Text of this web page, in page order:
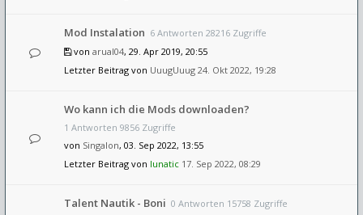
Mod Instalation 6 Antworten 28216 Zugriffe
von arual04, 29. Apr 2019, 20:55
Letzter Beitrag von UuugUuug 24. Okt 2022, 19:28
Wo kann ich die Mods downloaden?
1 Antworten 9856 Zugriffe
von Singalon, 03. Sep 2022, 13:55
Letzter Beitrag von lunatic 17. Sep 2022, 08:29
Talent Nautik - Boni 0 Antworten 15758 Zugriffe